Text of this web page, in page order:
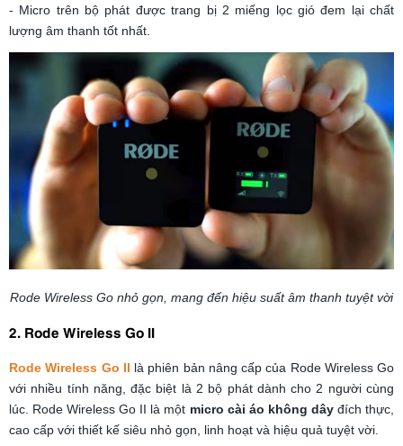
- Micro trên bộ phát được trang bị 2 miếng lọc gió đem lại chất
lượng âm thanh tốt nhất.
Rode Wireless Go nhỏ gọn, mang đến hiệu suất âm thanh tuyệt vời
2. Rode Wireless Go II
Rode Wireless Go II là phiên bản nâng cấp của Rode Wireless Go
với nhiều tính năng, đặc biệt là 2 bộ phát dành cho 2 người cùng
lúc. Rode Wireless Go II là một micro cài áo không dâyđích thực,
cao cấp với thiết kế siêu nhỏ gọn, linh hoạt và hiệu quả tuyệt vời.